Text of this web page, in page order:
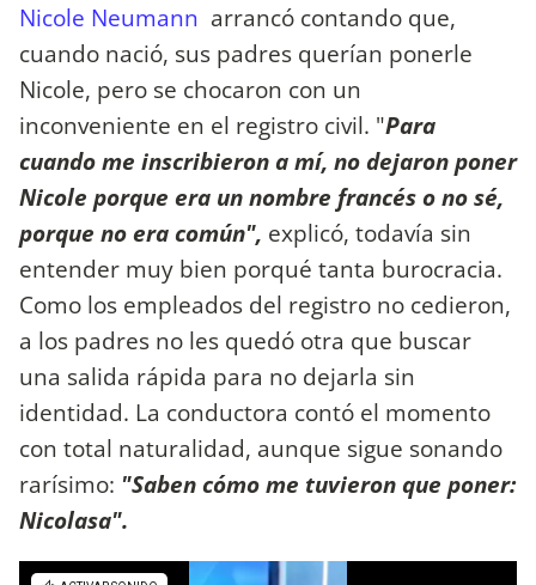
Nicole Neumann arrancó contando que,
cuando nació, sus padres querían ponerle
Nicole, pero se chocaron con un
inconveniente en el registro civil. "Para
cuando me inscribieron a mí, no dejaron poner
Nicole porque era un nombre francés o no sé,
porque no era común", explicó, todavía sin
entender muy bien porqué tanta burocracia.
Como los empleados del registro no cedieron,
a los padres no les quedó otra que buscar
una salida rápida para no dejarla sin
identidad. La conductora contó el momento
con total naturalidad, aunque sigue sonando
rarísimo: "Saben cómo me tuvieron que poner:
Nicolasa".